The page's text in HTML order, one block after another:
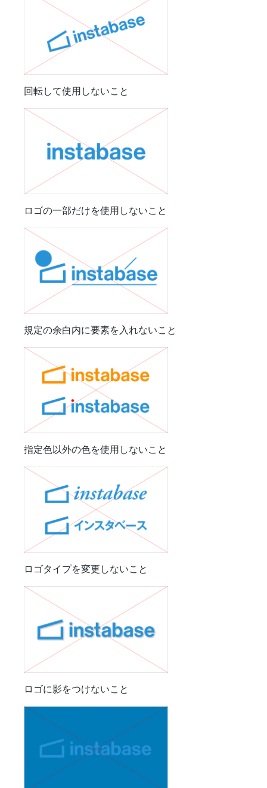
回転して使用しないこと
ロゴの一部だけを使用しないこと
規定の余白内に要素を入れないこと
指定色以外の色を使用しないこと
ロゴタイプを変更しないこと
ロゴに影をつけないこと